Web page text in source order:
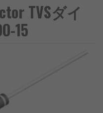
TVSダイ
15